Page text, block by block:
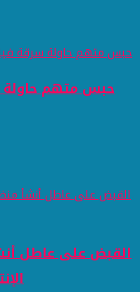
حبس متهم حاولة
القبض على عاطل